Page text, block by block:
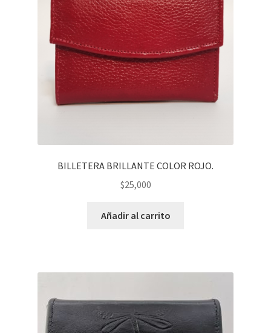
BILLETERA BRILLANTE COLOR ROJO.
$25,000
Añadir al carrito